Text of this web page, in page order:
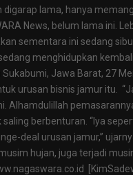
digarap lama, hanya
News, belum lama ini.
sementara ini sedang
menghidupkan
Sukabumi, Jawa Barat, 27
urusan bisnis jamur itu.
Alhamdulillah
saling berbenturan. “Iya
deal urusan jamur,”
hujan, juga terjadi